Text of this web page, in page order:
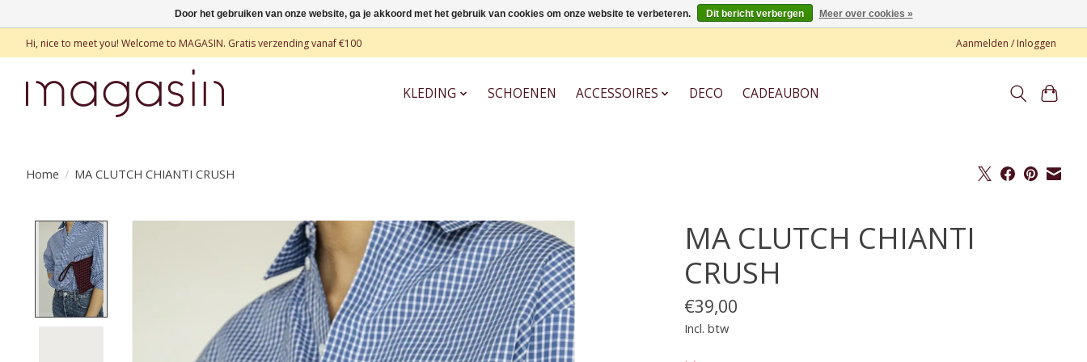
Hi, nice to meet you! Welcome to MAGASIN. Gratis verzending vanaf €100 Aanmelden / Inloggen
KLEDING SCHOENEN ACCESSOIRES DECO CADEAUBON
Home / MA CLUTCH CHIANTI CRUSH
Product image slideshow Items
MA CLUTCH CHIANTI
CRUSH
€39,00
Incl. btw
Door het gebruiken van onze website, ga je akkoord met het gebruik van cookies om onze website te verbeteren. Dit bericht verbergen Meer over cookies »